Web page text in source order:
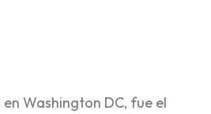
Washington DC, fue el